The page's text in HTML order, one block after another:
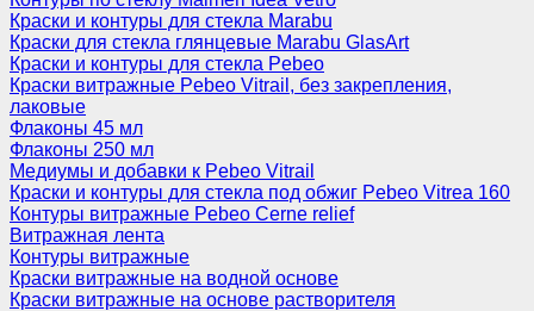
Краски и контуры для стекла Marabu
Краски для стекла глянцевые Marabu GlasArt
Краски и контуры для стекла Pebeo
Краски витражные Pebeo Vitrail, без закрепления,
лаковые
Флаконы 45 мл
Флаконы 250 мл
Медиумы и добавки к Pebeo Vitrail
Краски и контуры для стекла под обжиг Pebeo Vitrea 160
Контуры витражные Pebeo Cerne relief
Витражная лента
Контуры витражные
Краски витражные на водной основе
Краски витражные на основе растворителя